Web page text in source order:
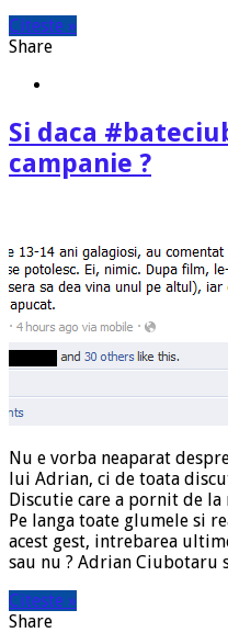
Citeste »
Share
Si daca
campanie ?
Nu e vorba neaparat
lui Adrian, ci de toata
Discutie care a pornit de la
Pe langa toate glumele si
acest gest, intrebarea
sau nu ? Adrian Ciubotaru
Citeste »
Share